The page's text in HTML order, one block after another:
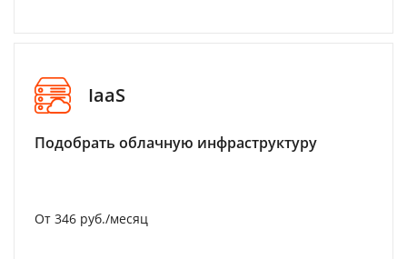
IaaS
Подобрать облачную инфраструктуру
От 346 руб./месяц